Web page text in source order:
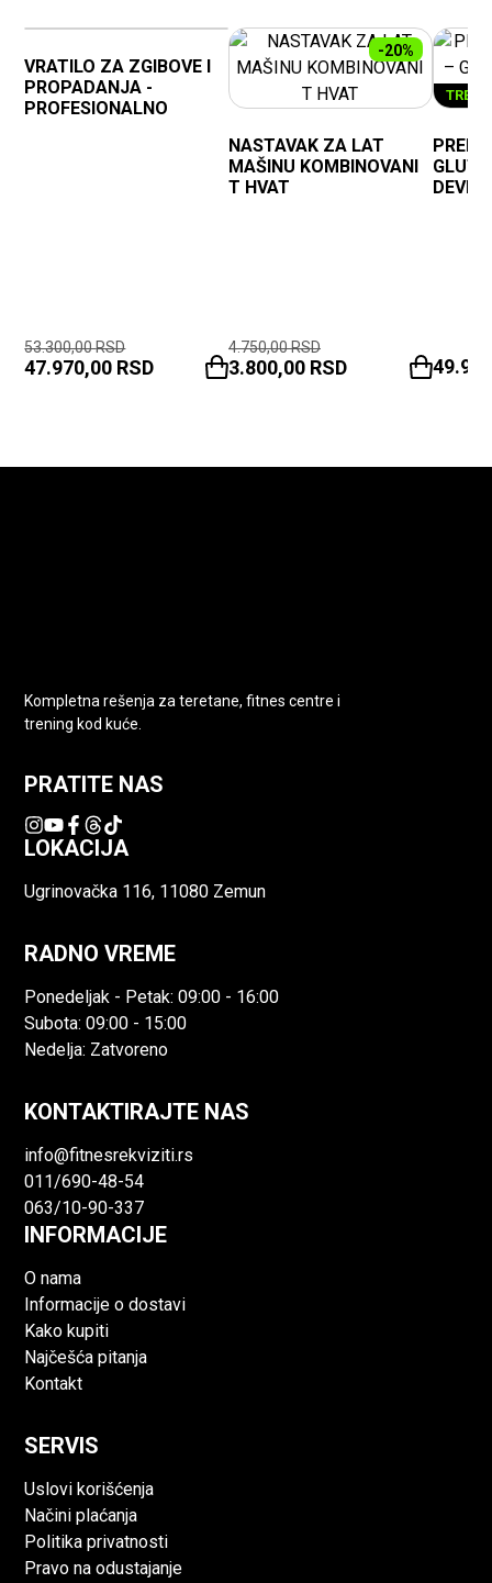
VRATILO ZA ZGIBOVE I
PROPADANJA -
PROFESIONALNO
53.300,00RSD
47.970,00 RSD
-20%
NASTAVAK ZA LAT
MAŠINU KOMBINOVANI
T HVAT
4.750,00RSD
3.800,00 RSD
Kompletna rešenja za teretane, fitnes centre i
trening kod kuće.
PRATITE NAS
LOKACIJA
Ugrinovačka 116, 11080 Zemun
RADNO VREME
Ponedeljak - Petak: 09:00 - 16:00
Subota: 09:00 - 15:00
Nedelja: Zatvoreno
KONTAKTIRAJTE NAS
info@fitnesrekviziti.rs
011/690-48-54
063/10-90-337
INFORMACIJE
O nama
Informacije o dostavi
Kako kupiti
Najčešća pitanja
Kontakt
SERVIS
Uslovi korišćenja
Načini plaćanja
Politika privatnosti
Pravo na odustajanje